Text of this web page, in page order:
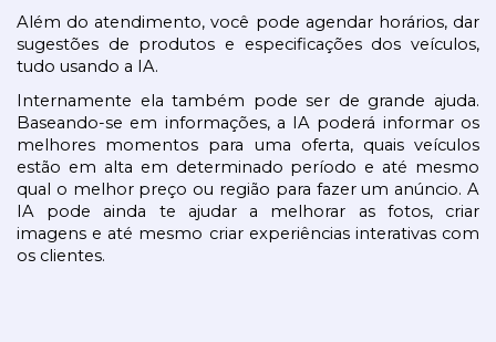
Além do atendimento, você pode agendar horários, dar
sugestões de produtos e especificações dos veículos,
tudo usando a IA.
Internamente ela também pode ser de grande ajuda.
Baseando-se em informações, a IA poderá informar os
melhores momentos para uma oferta, quais veículos
estão em alta em determinado período e até mesmo
qual o melhor preço ou região para fazer um anúncio. A
IA pode ainda te ajudar a melhorar as fotos, criar
imagens e até mesmo criar experiências interativas com
os clientes.